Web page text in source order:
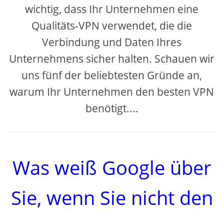
wichtig, dass Ihr Unternehmen eine
Qualitäts-VPN verwendet, die die
Verbindung und Daten Ihres
Unternehmens sicher halten. Schauen wir
uns fünf der beliebtesten Gründe an,
warum Ihr Unternehmen den besten VPN
benötigt....
Was weiß Google über
Sie, wenn Sie nicht den